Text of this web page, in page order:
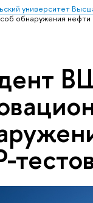
университет
обнаружения